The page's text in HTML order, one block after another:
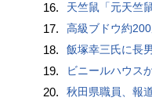
16. 天竺鼠「元天竺
17. 高級ブドウ約
18. 飯塚幸三氏に長
19. ビニールハウスからシャインマスカット約
20. 秋田県職員、報